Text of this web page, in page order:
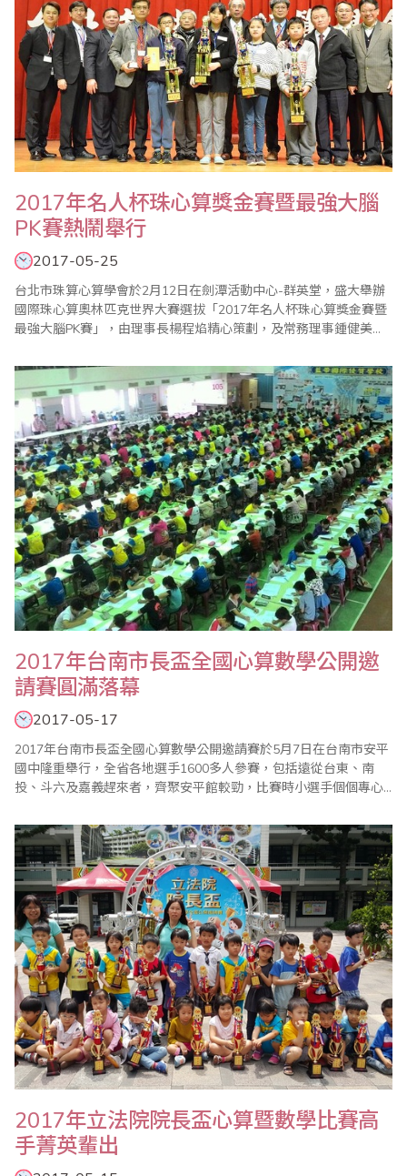
2017年名人杯珠心算獎金賽暨最強大腦
PK賽熱鬧舉行
2017-05-25
台北市珠算心算學會於2月12日在劍潭活動中心-群英堂，盛大舉辦
國際珠心算奧林匹克世界大賽選拔「2017年名人杯珠心算獎金賽暨
最強大腦PK賽」，由理事長楊程焰精心策劃，及常務理事鍾健美和
裁判長陳彥光老師主持下，加上眾多老師的協助與配合，使得比賽
圓滿成功。本屆比賽開創閃算PK表演賽，凡參加珠算比賽的孩童，
人人皆有機會參與角逐，並取各組前二名至台..
2017年台南市長盃全國心算數學公開邀
請賽圓滿落幕
2017-05-17
2017年台南市長盃全國心算數學公開邀請賽於5月7日在台南市安平
國中隆重舉行，全省各地選手1600多人參賽，包括遠從台東、南
投、斗六及嘉義趕來者，齊聚安平館較勁，比賽時小選手個個專心
今年增加高中組，試題依各組程度分級進行，其中以第三科限時40
秒加減算最為激烈，家長及指導老師均到場關心，並於會場二樓看
台觀看比賽情形，彷彿一場聯考，檢視..
2017年立法院院長盃心算暨數學比賽高
手菁英輩出